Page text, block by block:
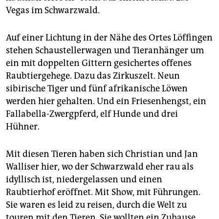
epaper login
Vegas im Schwarzwald.
Auf einer Lichtung in der Nähe des Ortes Löffingen
stehen Schaustellerwagen und Tieranhänger um
ein mit doppelten Gittern gesichertes offenes
Raubtiergehege. Dazu das Zirkuszelt. Neun
sibirische Tiger und fünf afrikanische Löwen
werden hier gehalten. Und ein Friesenhengst, ein
Fallabella-Zwergpferd, elf Hunde und drei
Hühner.
Mit diesen Tieren haben sich Christian und Jan
Walliser hier, wo der Schwarzwald eher rau als
idyllisch ist, niedergelassen und einen
Raubtierhof eröffnet. Mit Show, mit Führungen.
Sie waren es leid zu reisen, durch die Welt zu